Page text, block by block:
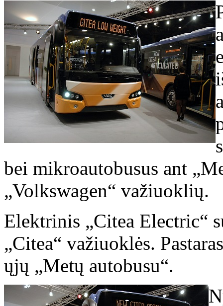
bei mikroautobusus ant
„Volkswagen“ važiuoklių.
Elektrinis „Citea Electric“
„Citea“ važiuoklės.
ųjų „Metų autobusu“.